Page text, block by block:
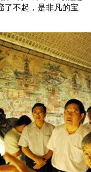
了不起，是非凡的宝